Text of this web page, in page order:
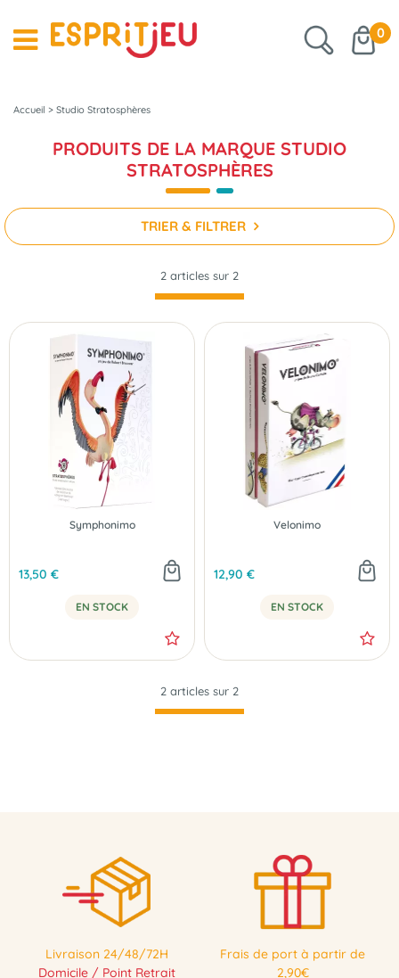
0
Accueil > Studio Stratosphères
PRODUITS DE LA MARQUE STUDIO
STRATOSPHÈRES
TRIER & FILTRER
2 articles sur 2
Symphonimo
13,50 €
EN STOCK
Velonimo
12,90 €
EN STOCK
2 articles sur 2
Livraison 24/48/72H
Domicile / Point Retrait
Frais de port à partir de
2,90€